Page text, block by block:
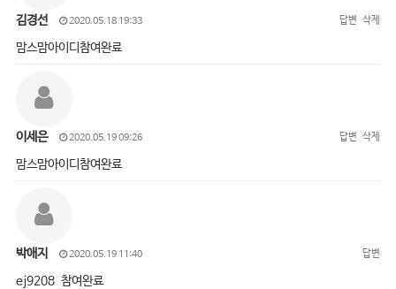
김경선 2020.05.18 19:33 답변 삭제
맘스맘아이디참여완료
이세은 2020.05.19 09:26 답변 삭제
맘스맘아이디참여완료
박애지 2020.05.19 11:40 답변
ej9208 참여완료